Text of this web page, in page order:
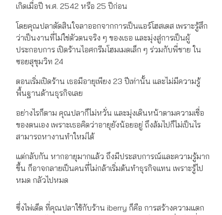
เกิดเมื่อปี พ.ศ. 2542 หรือ 25 ปีก่อน
โดยคุณปลาตัดสินใจลาออกจากการเป็นแอร์โฮสเตส เพราะรู้สึก
ว่าเป็นงานที่ไม่ใช่ตัวตนจริง ๆ ของเธอ และมุ่งสู่การเป็นผู้
ประกอบการ เปิดร้านไอศกรีมโฮมเมดเล็ก ๆ ร่วมกับพี่ชาย ใน
ซอยสุขุมวิท 24
ตอนเริ่มเปิดร้าน เธอมีอายุเพียง 23 ปีเท่านั้น และไม่มีความรู้
พื้นฐานด้านธุรกิจเลย
อย่างไรก็ตาม คุณปลาก็ไม่หวั่น และมุ่งเดินหน้าตามความเชื่อ
ของตนเอง เพราะเธอคิดว่าอายุยังน้อยอยู่ ถึงล้มไปก็ไม่เป็นไร
สามารถหางานทำใหม่ได้
แต่กลับกัน หากอายุมากแล้ว ถึงมีประสบการณ์และความรู้มาก
ขึ้น ก็อาจกลายเป็นคนที่ไม่กล้าเริ่มต้นทำธุรกิจแทน เพราะรู้ไป
หมด กลัวไปหมด
ซึ่งไพ่เด็ด ที่คุณปลาใช้กับร้าน iberry ก็คือ การสร้างความแตก